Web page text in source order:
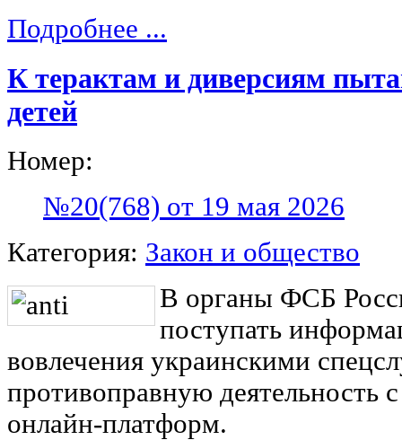
Подробнее ...
К терактам и диверсиям
детей
Номер:
№20(768) от 19 мая 2026
Категория: Закон и общество
В органы ФСБ
поступать
вовлечения украинскими
противоправную деятельность
онлайн-платформ.